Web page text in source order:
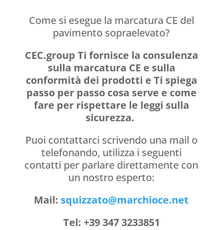
Come si esegue la marcatura CE del
pavimento sopraelevato?
CEC.group Ti fornisce la consulenza
sulla marcatura CE e sulla
conformità dei prodotti e Ti spiega
passo per passo cosa serve e come
fare per rispettare le leggi sulla
sicurezza.
Puoi contattarci scrivendo una mail o
telefonando, utilizza i seguenti
contatti per parlare direttamente con
un nostro esperto:
Mail: squizzato@marchioce.net
Tel: +39 347 3233851